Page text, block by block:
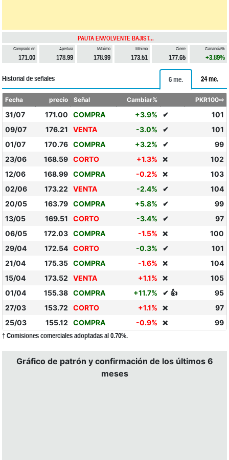
PAUTA ENVOLVENTE BAJIST...
Comprado en
171.00
Apertura
178.99
Máximo
178.99
Mínimo
173.51
Cierre
177.65
Ganancia%
+3.89%
Historial de señales 6 me. 24 me.
Fecha precio Señal Cambiar% PKR100⇨
31/07 171.00 COMPRA +3.9% ✔
101
09/07
176.21 VENTA -3.0% ✔
101
01/07
170.76 COMPRA +3.2% ✔
99
23/06
168.59 CORTO +1.3% ❌
102
12/06
168.99 COMPRA -0.2% ❌
103
02/06
173.22 VENTA -2.4% ✔
104
20/05
163.79 COMPRA +5.8% ✔
99
13/05
169.51 CORTO -3.4% ✔
97
06/05
172.03 COMPRA -1.5% ❌
100
29/04
172.54 CORTO -0.3% ✔
101
21/04
175.35 COMPRA -1.6% ❌
104
15/04
173.52 VENTA +1.1% ❌
105
01/04
155.38 COMPRA +11.7% ✔ 👍
95
27/03
153.72 CORTO +1.1% ❌
97
25/03
155.12 COMPRA -0.9% ❌ 99
† Comisiones comerciales adoptadas al 0.70%.
Gráfico de patrón y confirmación de los últimos 6
meses